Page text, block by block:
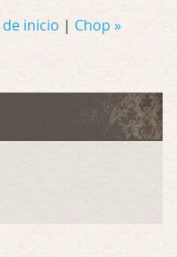
inicio | Chop »